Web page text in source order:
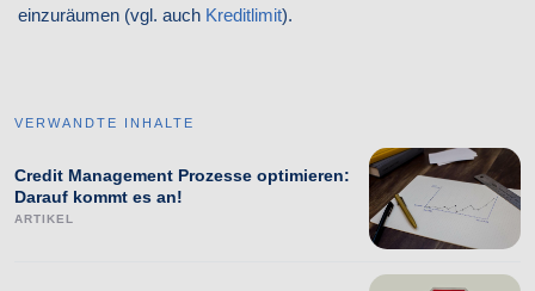
VERWANDTE INHALTE
Credit Management Prozesse optimieren:
Darauf kommt es an!
ARTIKEL
einzuräumen (vgl. auch Kreditlimit).